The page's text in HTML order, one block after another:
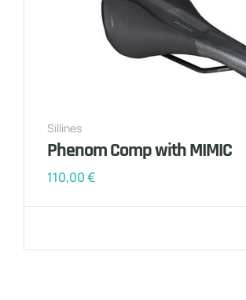
Sillines
Phenom Comp with MIMIC
110,00€